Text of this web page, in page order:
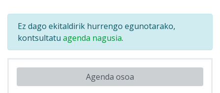
Ez dago ekitaldirik hurrengo egunotarako,
kontsultatu agenda nagusia.
Agenda osoa